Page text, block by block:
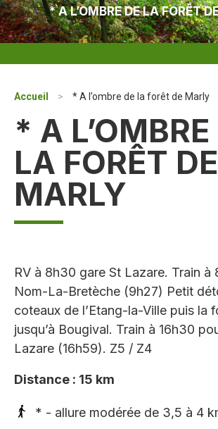
* A L’OMBRE DE LA FORÊT
Accueil > * A l’ombre de la forêt de Marly
* A L’OMBRE
LA FORÊT DE
MARLY
RV à 8h30 gare St Lazare. Train à
Nom-La-Bretèche (9h27) Petit
coteaux de l’Etang-la-Ville puis la
jusqu’à Bougival. Train à 16h30
Lazare (16h59). Z5 / Z4
Distance : 15 km
* - allure modérée de 3,5 à 4